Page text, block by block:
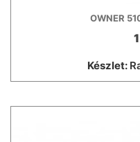
OWNER
Készlet: